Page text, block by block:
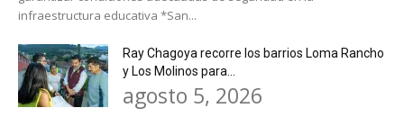
infraestructura educativa *San...
Ray Chagoya recorre los barrios Loma Rancho
y Los Molinos para...
agosto 5, 2026